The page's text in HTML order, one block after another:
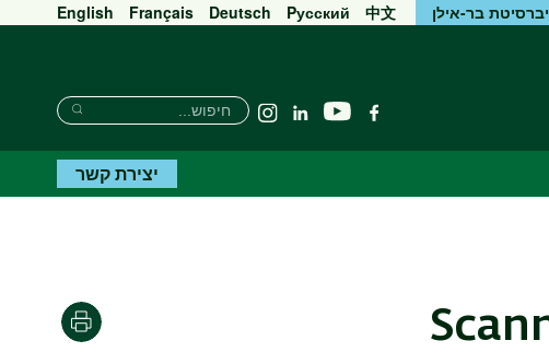
בר-אילן English Français Deutsch Pусский 中文
פייסבוקיוטיוב Linkedin
Instagram
חיפוש
חיפוש
חיפוש
יצירת קשר
הדפסה